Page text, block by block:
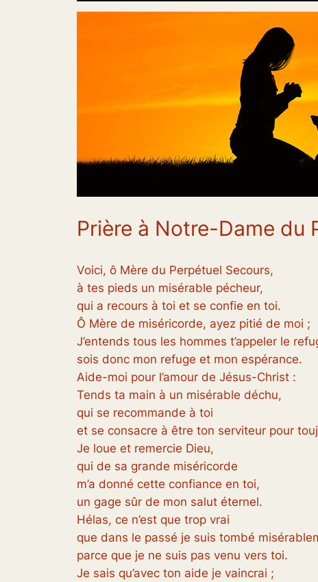
Prière à Notre-Dame du
Voici, ô Mère du Perpétuel Secours,
à tes pieds un misérable pécheur,
qui a recours à toi et se confie en toi.
Ô Mère de miséricorde, ayez pitié de moi ;
J’entends tous les hommes t’appeler le
sois donc mon refuge et mon espérance.
Aide-moi pour l’amour de Jésus-Christ :
Tends ta main à un misérable déchu,
qui se recommande à toi
et se consacre à être ton serviteur pour
Je loue et remercie Dieu,
qui de sa grande miséricorde
m’a donné cette confiance en toi,
un gage sûr de mon salut éternel.
Hélas, ce n’est que trop vrai
que dans le passé je suis tombé
parce que je ne suis pas venu vers toi.
Je sais qu’avec ton aide je vaincrai ;